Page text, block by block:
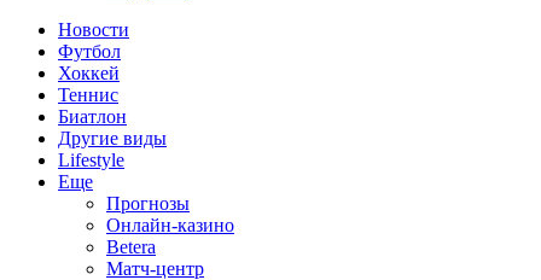
Новости
Футбол
Хоккей
Теннис
Биатлон
Другие виды
Lifestyle
Еще
Прогнозы
Онлайн-казино
Betera
Матч-центр